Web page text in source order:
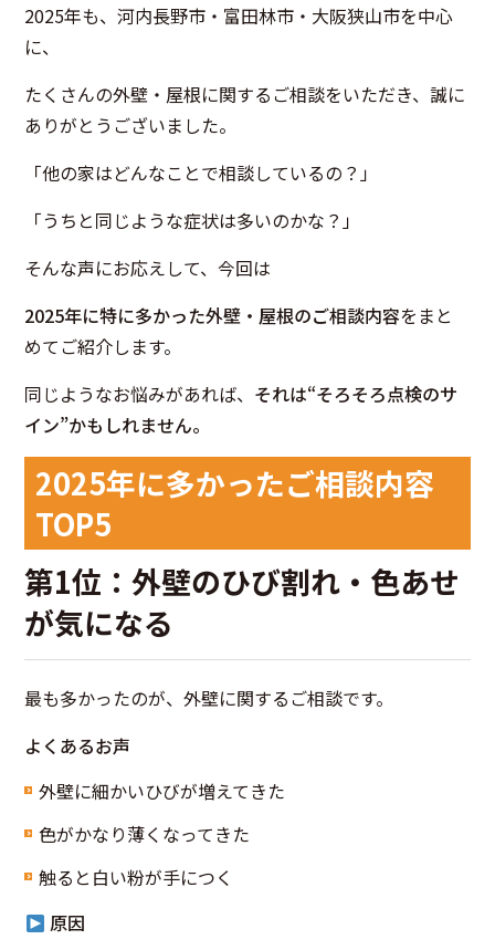
2025年も、河内長野市・富田林市・大阪狭山市を中心
に、
たくさんの外壁・屋根に関するご相談をいただき、誠に
ありがとうございました。
「他の家はどんなことで相談しているの？」
「うちと同じような症状は多いのかな？」
そんな声にお応えして、今回は
2025年に特に多かった外壁・屋根のご相談内容をまと
めてご紹介します。
同じようなお悩みがあれば、 それは“そろそろ点検のサ
イン”かもしれません。
2025年に多かったご相談内容
TOP5
第1位：外壁のひび割れ・色あせ
が気になる
最も多かったのが、外壁に関するご相談です。
よくあるお声
外壁に細かいひびが増えてきた
色がかなり薄くなってきた
触ると白い粉が手につく
原因